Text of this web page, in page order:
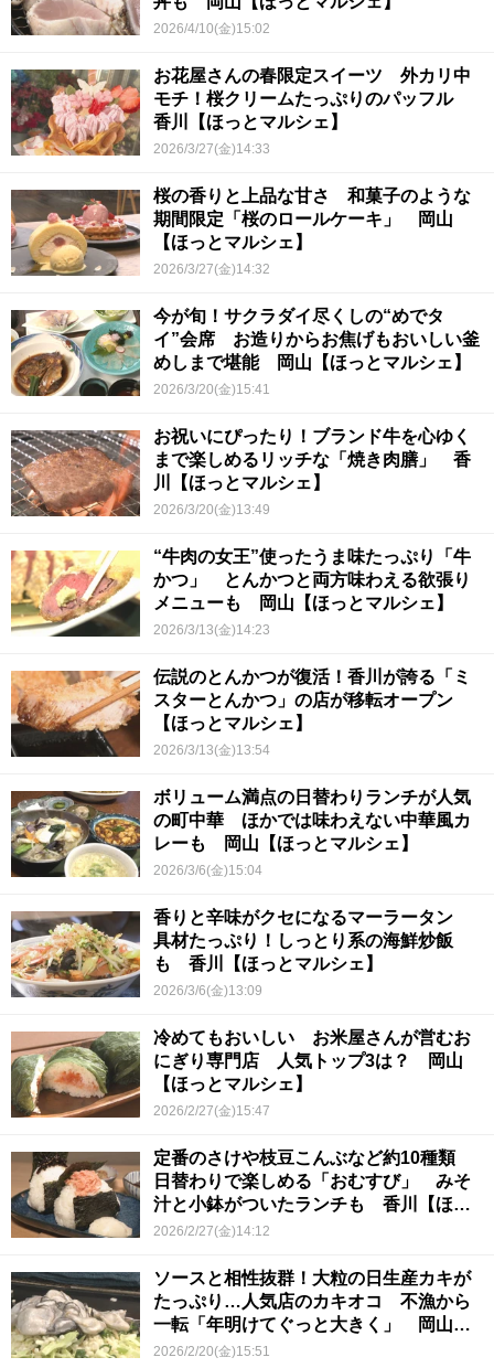
2026/4/10(金)15:02
お花屋さんの春限定スイーツ 外カリ中
モチ！桜クリームたっぷりのパッフル
香川【ほっとマルシェ】
2026/3/27(金)14:33
桜の香りと上品な甘さ 和菓子のような
期間限定「桜のロールケーキ」 岡山
【ほっとマルシェ】
2026/3/27(金)14:32
今が旬！サクラダイ尽くしの“めでタ
イ”会席 お造りからお焦げもおいしい釜
めしまで堪能 岡山【ほっとマルシェ】
2026/3/20(金)15:41
お祝いにぴったり！ブランド牛を心ゆく
まで楽しめるリッチな「焼き肉膳」 香
川【ほっとマルシェ】
2026/3/20(金)13:49
“牛肉の女王”使ったうま味たっぷり「牛
かつ」 とんかつと両方味わえる欲張り
メニューも 岡山【ほっとマルシェ】
2026/3/13(金)14:23
伝説のとんかつが復活！香川が誇る「ミ
スターとんかつ」の店が移転オープン
【ほっとマルシェ】
2026/3/13(金)13:54
ボリューム満点の日替わりランチが人気
の町中華 ほかでは味わえない中華風カ
レーも 岡山【ほっとマルシェ】
2026/3/6(金)15:04
香りと辛味がクセになるマーラータン
具材たっぷり！しっとり系の海鮮炒飯
も 香川【ほっとマルシェ】
2026/3/6(金)13:09
冷めてもおいしい お米屋さんが営むお
にぎり専門店 人気トップ3は？ 岡山
【ほっとマルシェ】
2026/2/27(金)15:47
定番のさけや枝豆こんぶなど約10種類
日替わりで楽しめる「おむすび」 みそ
汁と小鉢がついたランチも 香川【ほっ
とマルシェ】
2026/2/27(金)14:12
ソースと相性抜群！大粒の日生産カキが
たっぷり…人気店のカキオコ 不漁から
一転「年明けてぐっと大きく」 岡山
【ほっとマルシェ】
2026/2/20(金)15:51